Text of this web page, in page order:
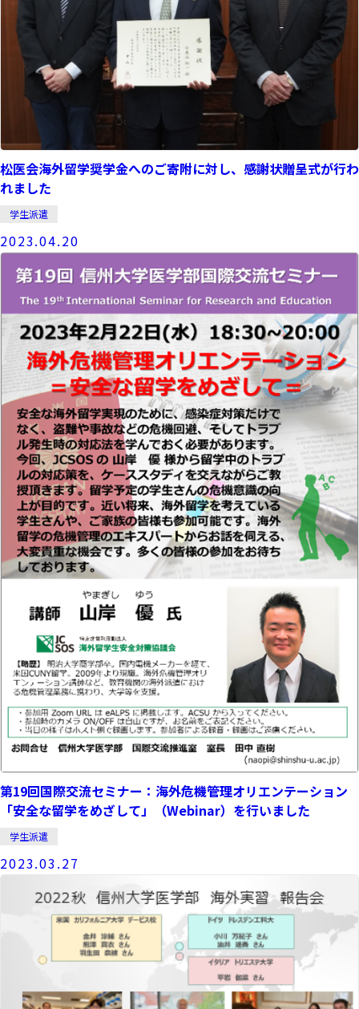
松医会海外留学奨学金へのご寄附に対し、感謝状贈呈式が行わ
れました
学生派遣
2023.04.20
第19回国際交流セミナー：海外危機管理オリエンテーション
「安全な留学をめざして」（Webinar）を行いました
学生派遣
2023.03.27